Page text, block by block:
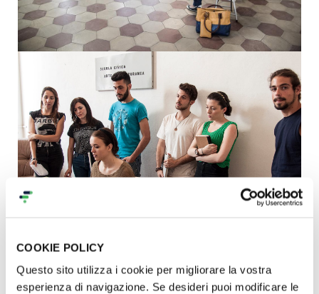
COOKIE POLICY
Questo sito utilizza i cookie per migliorare la vostra
esperienza di navigazione. Se desideri puoi modificare le
_